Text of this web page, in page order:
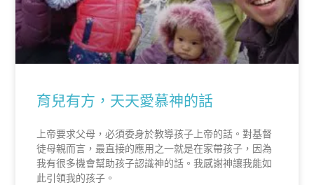
育兒有方，天天愛慕神的話
上帝要求父母，必須委身於教導孩子上帝的話。對基督
徒母親而言，最直接的應用之一就是在家帶孩子，因為
我有很多機會幫助孩子認識神的話。我感謝神讓我能如
此引領我的孩子。